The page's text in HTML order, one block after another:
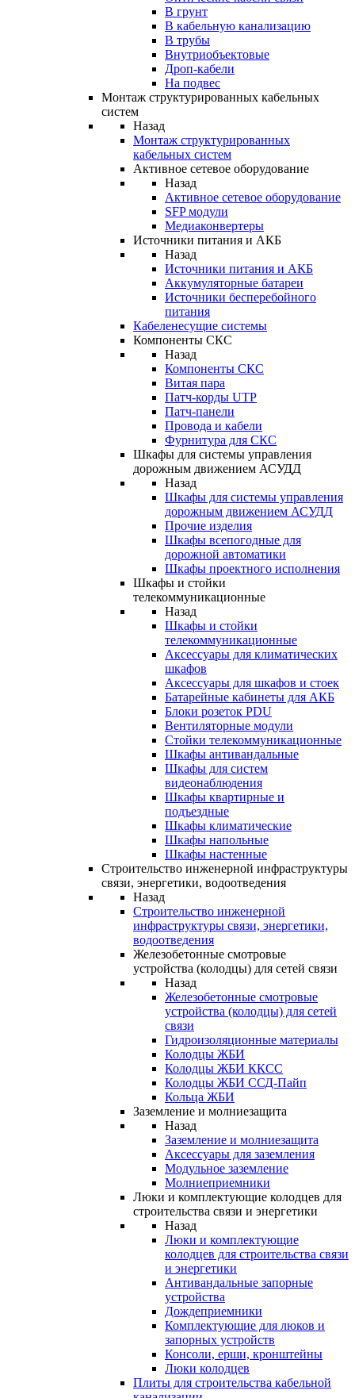
В грунт
В кабельную канализацию
В трубы
Внутриобъектовые
Дроп-кабели
На подвес
Монтаж структурированных кабельных
систем
Назад
Монтаж структурированных
кабельных систем
Активное сетевое оборудование
Назад
Активное сетевое оборудование
SFP модули
Медиаконвертеры
Источники питания и АКБ
Назад
Источники питания и АКБ
Аккумуляторные батареи
Источники бесперебойного
питания
Кабеленесущие системы
Компоненты СКС
Назад
Компоненты СКС
Витая пара
Патч-корды UTP
Патч-панели
Провода и кабели
Фурнитура для СКС
Шкафы для системы управления
дорожным движением АСУДД
Назад
Шкафы для системы управления
дорожным движением АСУДД
Прочие изделия
Шкафы всепогодные для
дорожной автоматики
Шкафы проектного исполнения
Шкафы и стойки
телекоммуникационные
Назад
Шкафы и стойки
телекоммуникационные
Аксессуары для климатических
шкафов
Аксессуары для шкафов и стоек
Батарейные кабинеты для АКБ
Блоки розеток PDU
Вентиляторные модули
Стойки телекоммуникационные
Шкафы антивандальные
Шкафы для систем
видеонаблюдения
Шкафы квартирные и
подъездные
Шкафы климатические
Шкафы напольные
Шкафы настенные
Строительство инженерной инфраструктуры
связи, энергетики, водоотведения
Назад
Строительство инженерной
инфраструктуры связи, энергетики,
водоотведения
Железобетонные смотровые
устройства (колодцы) для сетей связи
Назад
Железобетонные смотровые
устройства (колодцы) для сетей
связи
Гидроизоляционные материалы
Колодцы ЖБИ
Колодцы ЖБИ ККСС
Колодцы ЖБИ ССД-Пайп
Кольца ЖБИ
Заземление и молниезащита
Назад
Заземление и молниезащита
Аксессуары для заземления
Модульное заземление
Молниеприемники
Люки и комплектующие колодцев для
строительства связи и энергетики
Назад
Люки и комплектующие
колодцев для строительства связи
и энергетики
Антивандальные запорные
устройства
Дождеприемники
Комплектующие для люков и
запорных устройств
Консоли, ерши, кронштейны
Люки колодцев
Плиты для строительства кабельной